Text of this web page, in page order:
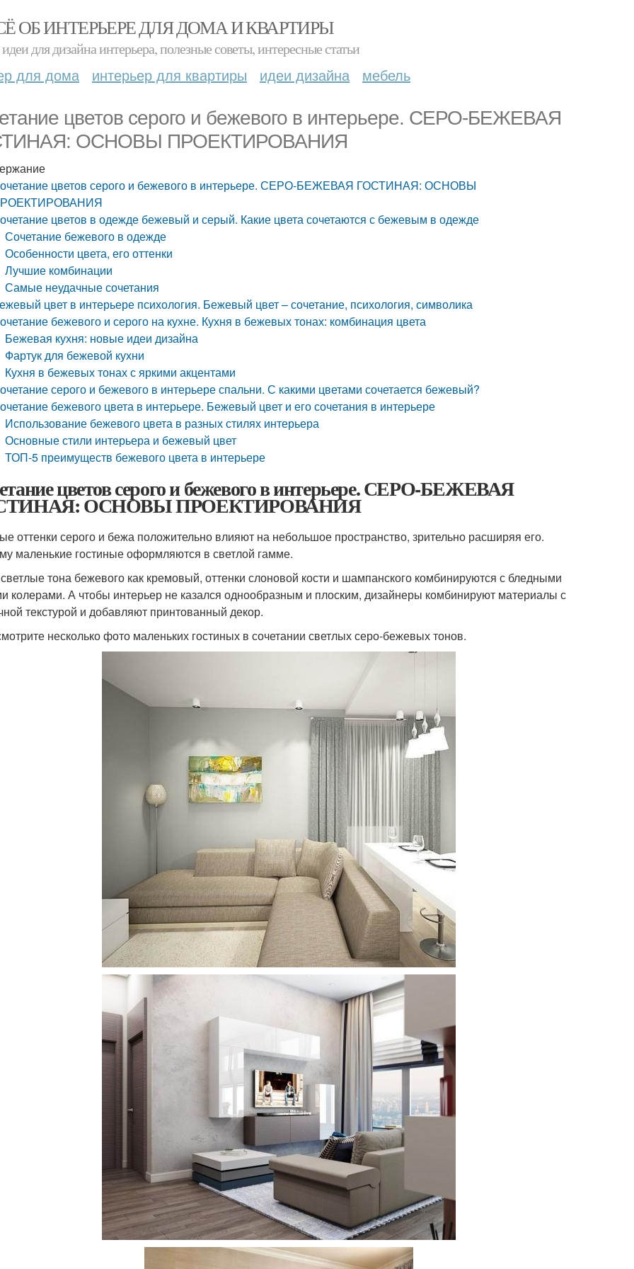
ОБ ИНТЕРЬЕРЕ ДЛЯ ДОМА И КВАРТИРЫ
для дизайна интерьера, полезные советы, интересные статьи
для дома интерьер для квартиры идеи дизайна мебель
цветов серого и бежевого в интерьере. СЕРО-БЕЖЕВАЯ
ОСНОВЫ ПРОЕКТИРОВАНИЯ
цветов серого и бежевого в интерьере. СЕРО-БЕЖЕВАЯ ГОСТИНАЯ: ОСНОВЫ
цветов в одежде бежевый и серый. Какие цвета сочетаются с бежевым в одежде
Сочетание бежевого в одежде
Особенности цвета, его оттенки
Лучшие комбинации
Самые неудачные сочетания
цвет в интерьере психология. Бежевый цвет – сочетание, психология, символика
бежевого и серого на кухне. Кухня в бежевых тонах: комбинация цвета
Бежевая кухня: новые идеи дизайна
Фартук для бежевой кухни
Кухня в бежевых тонах с яркими акцентами
серого и бежевого в интерьере спальни. С какими цветами сочетается бежевый?
бежевого цвета в интерьере. Бежевый цвет и его сочетания в интерьере
Использование бежевого цвета в разных стилях интерьера
Основные стили интерьера и бежевый цвет
ТОП-5 преимуществ бежевого цвета в интерьере
цветов серого и бежевого в интерьере. СЕРО-БЕЖЕВАЯ
ОСНОВЫ ПРОЕКТИРОВАНИЯ
оттенки серого и бежа положительно влияют на небольшое пространство, зрительно расширяя его.
маленькие гостиные оформляются в светлой гамме.
тона бежевого как кремовый, оттенки слоновой кости и шампанского комбинируются с бледными
колерами. А чтобы интерьер не казался однообразным и плоским, дизайнеры комбинируют материалы с
текстурой и добавляют принтованный декор.
несколько фото маленьких гостиных в сочетании светлых серо-бежевых тонов.